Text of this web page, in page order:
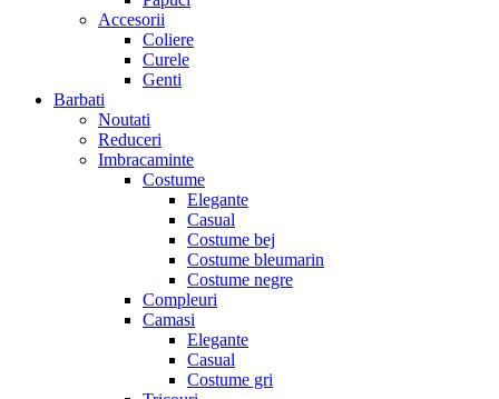
Accesorii
Coliere
Curele
Genti
Barbati
Noutati
Reduceri
Imbracaminte
Costume
Elegante
Casual
Costume bej
Costume bleumarin
Costume negre
Compleuri
Camasi
Elegante
Casual
Costume gri